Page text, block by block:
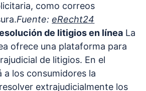
como correos
Fuente:eRecht24
de litigios en línea La
ofrece una plataforma para
de litigios. En el
los consumidores la
extrajudicialmente los